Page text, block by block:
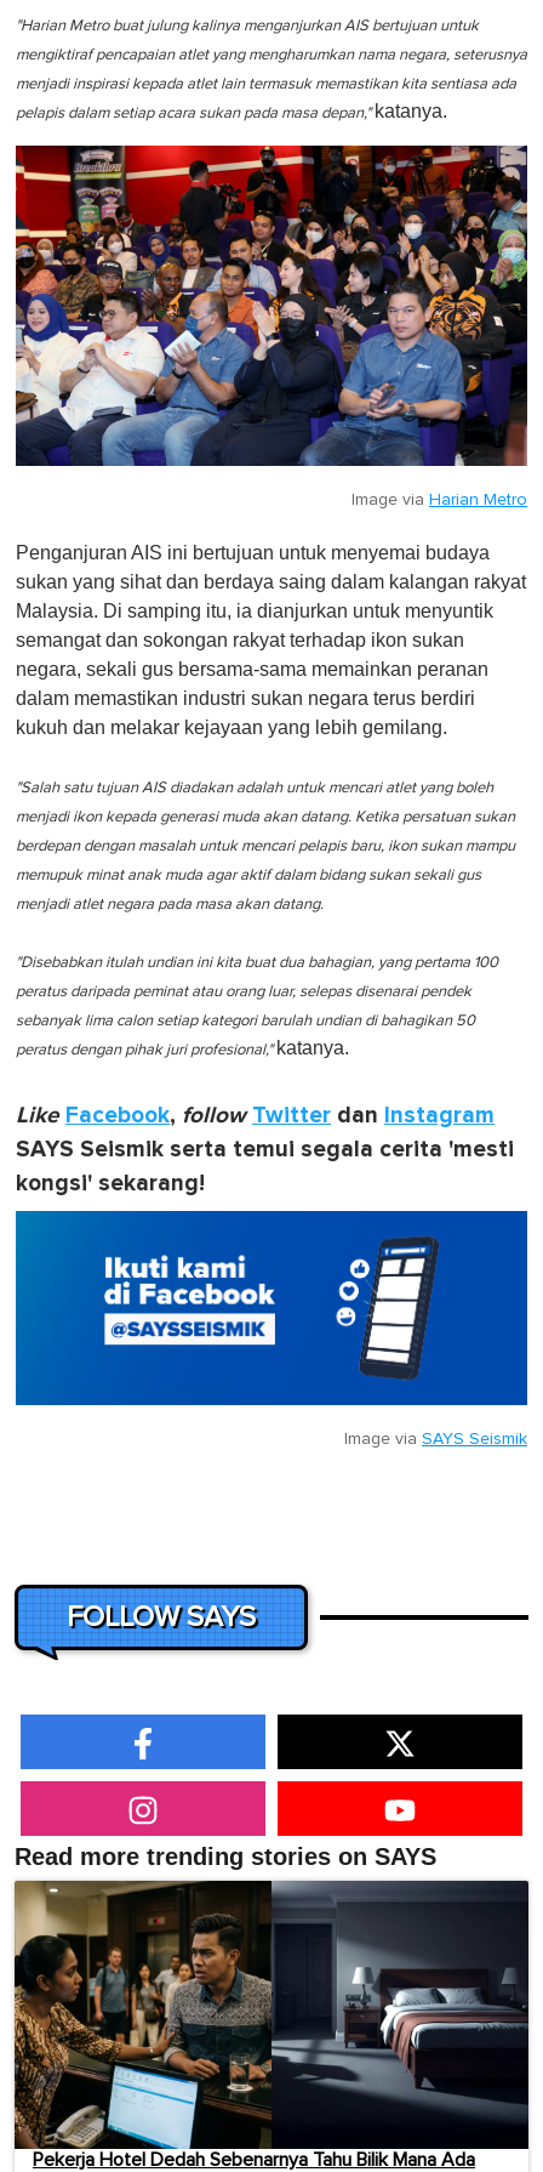
"Harian Metro buat julung kalinya menganjurkan AIS bertujuan untuk
mengiktiraf pencapaian atlet yang mengharumkan nama negara, seterusnya
menjadi inspirasi kepada atlet lain termasuk memastikan kita sentiasa ada
pelapis dalam setiap acara sukan pada masa depan," katanya.
Image via Harian Metro
Penganjuran AIS ini bertujuan untuk menyemai budaya
sukan yang sihat dan berdaya saing dalam kalangan rakyat
Malaysia. Di samping itu, ia dianjurkan untuk menyuntik
semangat dan sokongan rakyat terhadap ikon sukan
negara, sekali gus bersama-sama memainkan peranan
dalam memastikan industri sukan negara terus berdiri
kukuh dan melakar kejayaan yang lebih gemilang.
"Salah satu tujuan AIS diadakan adalah untuk mencari atlet yang boleh
menjadi ikon kepada generasi muda akan datang. Ketika persatuan sukan
berdepan dengan masalah untuk mencari pelapis baru, ikon sukan mampu
memupuk minat anak muda agar aktif dalam bidang sukan sekali gus
menjadi atlet negara pada masa akan datang.
"Disebabkan itulah undian ini kita buat dua bahagian, yang pertama 100
peratus daripada peminat atau orang luar, selepas disenarai pendek
sebanyak lima calon setiap kategori barulah undian di bahagikan 50
peratus dengan pihak juri profesional," katanya.
Like Facebook, follow Twitter dan Instagram
SAYS Seismik serta temui segala cerita 'mesti
kongsi' sekarang!
Image via SAYS Seismik
FOLLOW SAYS
Read more trending stories on SAYS
Pekerja Hotel Dedah Sebenarnya Tahu Bilik Mana Ada